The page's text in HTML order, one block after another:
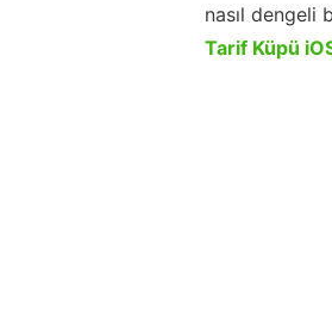
nasıl dengeli
Tarif Küpü